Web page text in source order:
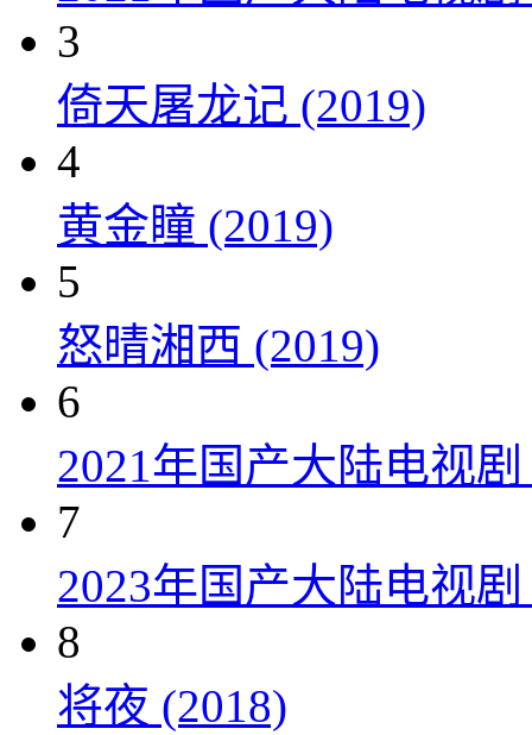
3
倚天屠龙记 (2019)
4
黄金瞳 (2019)
5
怒晴湘西 (2019)
6
2021年国产大陆电视
7
2023年国产大陆电视
8
将夜 (2018)